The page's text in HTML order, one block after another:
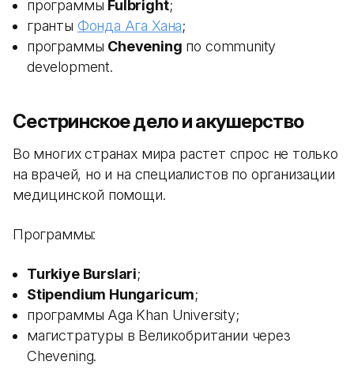
программы Fulbright;
гранты Фонда Ага Хана;
программы Chevening по community
development.
Сестринское дело и акушерство
Во многих странах мира растет спрос не только
на врачей, но и на специалистов по организации
медицинской помощи.
Программы:
Turkiye Burslari;
Stipendium Hungaricum;
программы Aga Khan University;
магистратуры в Великобритании через
Chevening.